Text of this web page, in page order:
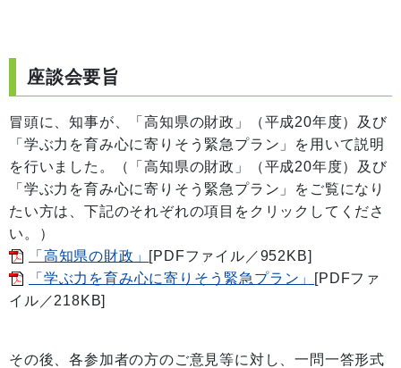
座談会要旨
冒頭に、知事が、「高知県の財政」（平成20年度）及び
「学ぶ力を育み心に寄りそう緊急プラン」を用いて説明
を行いました。（「高知県の財政」（平成20年度）及び
「学ぶ力を育み心に寄りそう緊急プラン」をご覧になり
たい方は、下記のそれぞれの項目をクリックしてくださ
い。）
「高知県の財政」 [PDFファイル／952KB]
「学ぶ力を育み心に寄りそう緊急プラン」
[PDFファ
イル／218KB]
その後、各参加者の方のご意見等に対し、一問一答形式